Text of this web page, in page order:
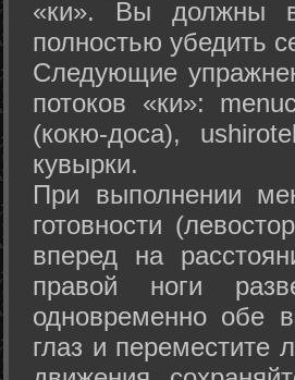
«ки». Вы должны
полностью убедить
Следующие
потоков «ки»:
(кокю-доса),
кувырки.
При выполнении
готовности
вперед на
правой ноги
одновременно обе
глаз и переместите